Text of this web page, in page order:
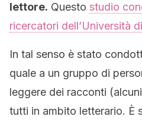
lettore. Questo studio
ricercatori dell’Università
In tal senso è stato
quale a un gruppo di
leggere dei racconti
tutti in ambito letterario. È